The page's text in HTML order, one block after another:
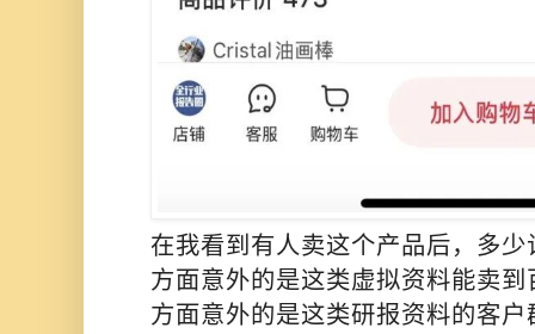
在我看到有人卖这个产品后，多
方面意外的是这类虚拟资料能卖
方面意外的是这类研报资料的客